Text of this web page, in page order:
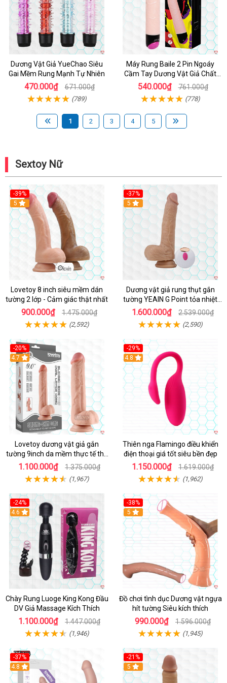
Dương Vật Giả YueChao Siêu
Gai Mềm Rung Mạnh Tự Nhiên
470.000₫ 671.000₫
(789)
Máy Rung Baile 2 Pin Ngoáy
Cầm Tay Dương Vật Giả Chất
Lượng
540.000₫ 761.000₫
(778)
1 2 3 4 5
Sextoy Nữ
-39%
Hot
5
Lovetoy 8 inch siêu mềm dán
tường 2 lớp - Cảm giác thật nhất
900.000₫ 1.475.000₫
(2,592)
-37%
5
Dương vật giả rung thụt gắn
tường YEAIN G Point tỏa nhiệt
điều khiển từ xa
1.600.000₫ 2.539.000₫
(2,590)
-20%
Hot
4.7
Lovetoy dương vật giả gắn
tường 9inch da mềm thực tế thú
vị
1.100.000₫ 1.375.000₫
(1,967)
-29%
Hot
4.8
Thiên nga Flamingo điều khiển
điện thoại giá tốt siêu bền đẹp
1.150.000₫ 1.619.000₫
(1,962)
-24%
4.6
Chày Rung Luoge King Kong Đầu
DV Giả Massage Kích Thích
1.100.000₫ 1.447.000₫
(1,946)
-38%
Hot
5
Đồ chơi tình dục Dương vật ngựa
hít tường Siêu kích thích
990.000₫ 1.596.000₫
(1,945)
-37%
Hot
4.8
-21%
Hot
5